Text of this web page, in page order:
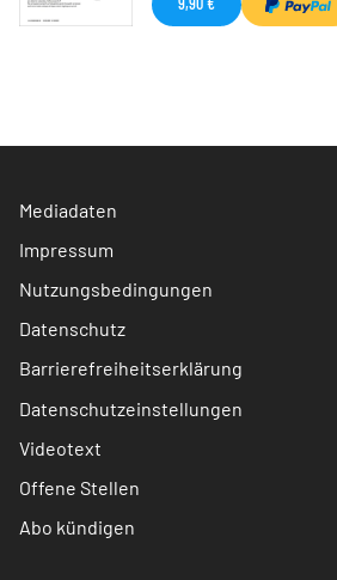
Mediadaten
Impressum
Nutzungsbedingungen
Datenschutz
Barrierefreiheitserklärung
Datenschutzeinstellungen
Videotext
Offene Stellen
Abo kündigen